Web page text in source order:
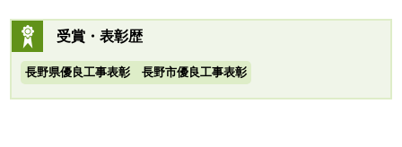
受賞・表彰歴
長野県優良工事表彰 長野市優良工事表彰